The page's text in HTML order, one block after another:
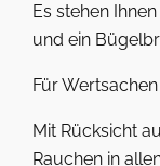
Es stehen
und ein
Für
Mit Rücksicht
Rauchen in